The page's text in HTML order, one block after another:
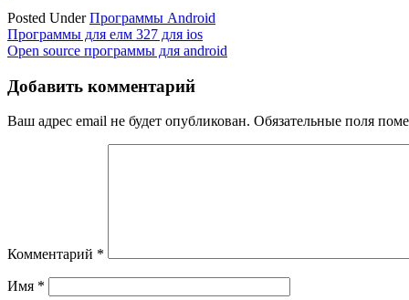
Posted UnderПрограммы Android
Навигация
по
записям
Программы для елм 327 для ios
Open source программы для android
Добавить комментарий
Ваш адрес email не будет опубликован. Обязательные поля
Комментарий *
Имя *